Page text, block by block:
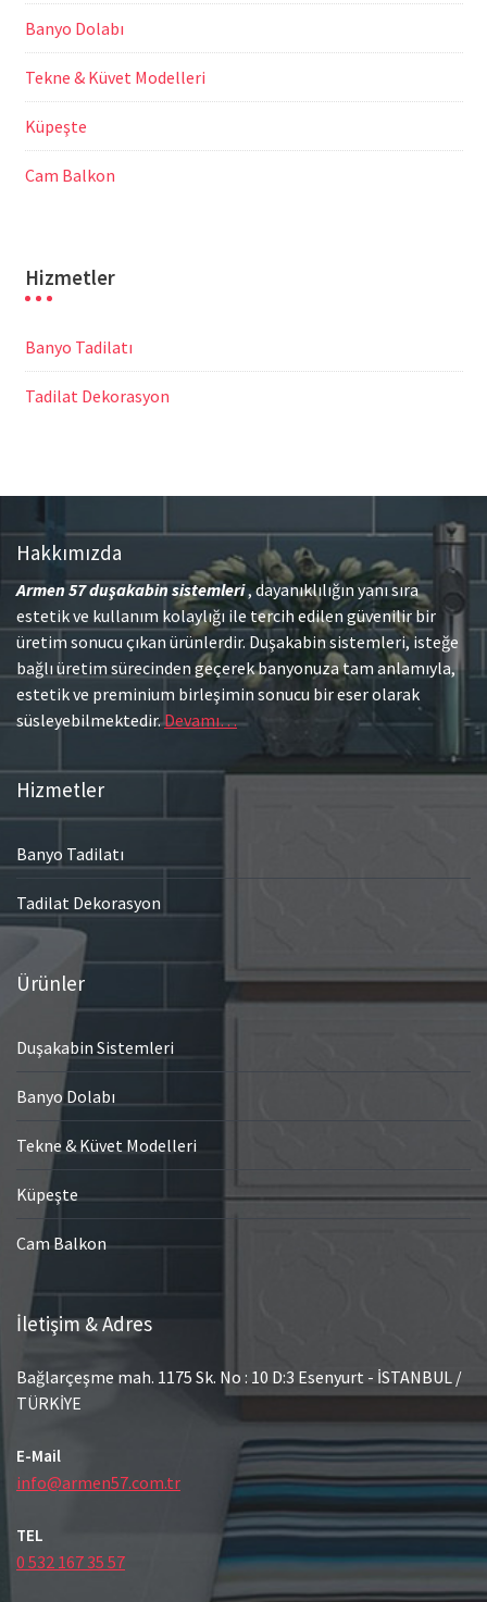
Banyo Dolabı
Tekne & Küvet Modelleri
Küpeşte
Cam Balkon
Hizmetler
Banyo Tadilatı
Tadilat Dekorasyon
Hakkımızda
Armen 57duşakabin sistemleri, dayanıklılığın yanı sıra
estetik ve kullanım kolaylığı ile tercih edilen güvenilir bir
üretim sonucu çıkan ürünlerdir. Duşakabin sistemleri, isteğe
bağlı üretim sürecinden geçerek banyonuza tam anlamıyla,
estetik ve preminium birleşimin sonucu bir eser olarak
süsleyebilmektedir.Devamı…
Hizmetler
Banyo Tadilatı
Tadilat Dekorasyon
Ürünler
Duşakabin Sistemleri
Banyo Dolabı
Tekne & Küvet Modelleri
Küpeşte
Cam Balkon
İletişim & Adres
Bağlarçeşme mah. 1175 Sk. No : 10 D:3 Esenyurt - İSTANBUL /
TÜRKİYE
E-Mail
info@armen57.com.tr
TEL
0 532 167 35 57